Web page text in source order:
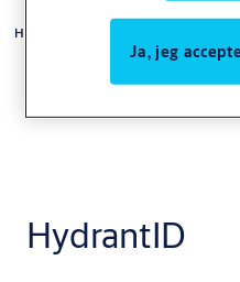
Home
HydrantID
Ja, jeg